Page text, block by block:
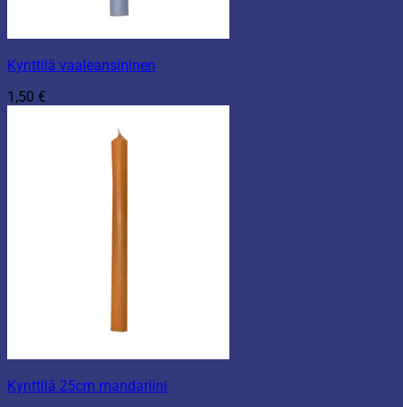
Kynttilä vaaleansininen
1,50 €
Kynttilä 25cm mandariini